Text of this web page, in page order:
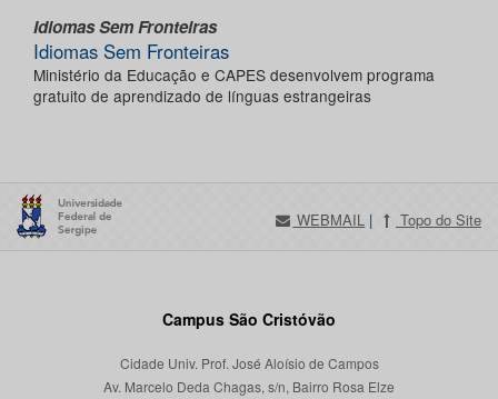
Idiomas Sem Fronteiras
Idiomas Sem Fronteiras
Ministério da Educação e CAPES desenvolvem programa
gratuito de aprendizado de línguas estrangeiras
WEBMAIL | Topo do Site
Campus São Cristóvão
Cidade Univ. Prof. José Aloísio de Campos
Av. Marcelo Deda Chagas, s/n, Bairro Rosa Elze